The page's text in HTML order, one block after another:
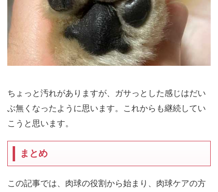
ちょっと汚れがありますが、ガサっとした感じはだい
ぶ無くなったように思います。これからも継続してい
こうと思います。
まとめ
この記事では、肉球の役割から始まり、肉球ケアの方